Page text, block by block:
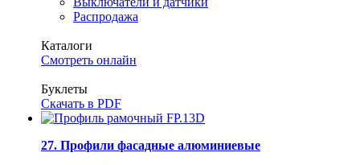
Распродажа
Каталоги
Смотреть онлайн
Буклеты
Скачать в PDF
27. Профили фасадные алюминиевые